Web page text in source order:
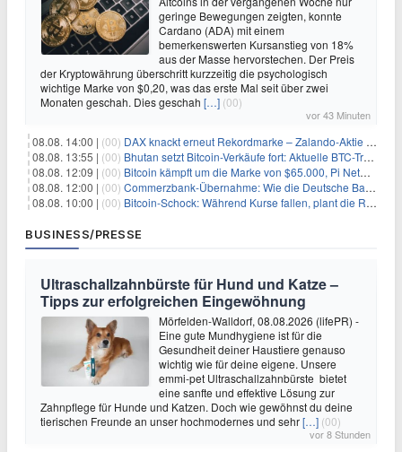
geringe Bewegungen zeigten, konnte
Cardano (ADA) mit einem
bemerkenswerten Kursanstieg von 18%
aus der Masse hervorstechen. Der Preis
der Kryptowährung überschritt kurzzeitig die psychologisch
wichtige Marke von $0,20, was das erste Mal seit über zwei
Monaten geschah. Dies geschah […] (00)
vor 43 Minuten
08.08. 14:00 | (00) DAX knackt erneut Rekordmarke – Zalando-Aktie crasht nach Quartalszahlen
08.08. 13:55 | (00) Bhutan setzt Bitcoin-Verkäufe fort: Aktuelle BTC-Transaktionen
08.08. 12:09 | (00) Bitcoin kämpft um die Marke von $65.000, Pi Network gewinnt an Unterstützung
08.08. 12:00 | (00) Commerzbank-Übernahme: Wie die Deutsche Bank im Schatten zum großen Gewinner wird
08.08. 10:00 | (00) Bitcoin-Schock: Während Kurse fallen, plant die Regierung die Steuer-Bombe
BUSINESS/PRESSE
Ultraschallzahnbürste für Hund und Katze –
Tipps zur erfolgreichen Eingewöhnung
Mörfelden-Walldorf, 08.08.2026 (lifePR) -
Eine gute Mundhygiene ist für die
Gesundheit deiner Haustiere genauso
wichtig wie für deine eigene. Unsere
emmi-pet Ultraschallzahnbürste bietet
eine sanfte und effektive Lösung zur
Zahnpflege für Hunde und Katzen. Doch wie gewöhnst du deine
tierischen Freunde an unser hochmodernes und sehr[…] (00)
vor 8 Stunden